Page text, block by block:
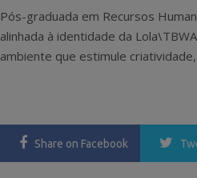
Pós-graduada em Recursos
alinhada à identidade da
ambiente que estimule
Share on Facebook